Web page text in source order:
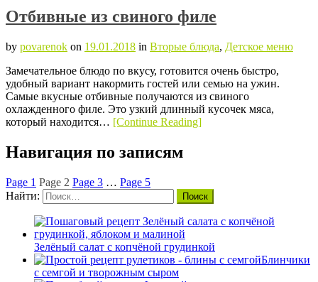
Отбивные из свиного филе
by povarenok on 19.01.2018 in Вторые блюда, Детское меню
Замечательное блюдо по вкусу, готовится очень быстро,
удобный вариант накормить гостей или семью на ужин.
Самые вкусные отбивные получаются из свиного
охлажденного филе. Это узкий длинный кусочек мяса,
который находится… [Continue Reading]
Навигация по записям
Page 1 Page 2 Page 3 … Page 5
Найти:
Зелёный салат с копчёной грудинкой
Блинчики
с семгой и творожным сыром